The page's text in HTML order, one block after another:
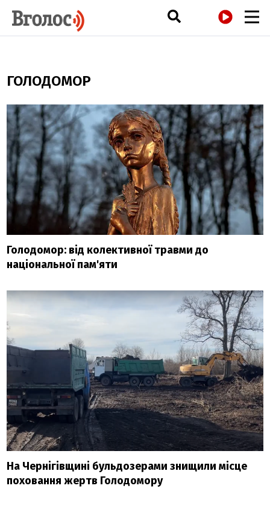
ГОЛОДОМОР
Голодомор: від колективної травми до
національної пам'яти
На Чернігівщині бульдозерами знищили місце
поховання жертв Голодомору